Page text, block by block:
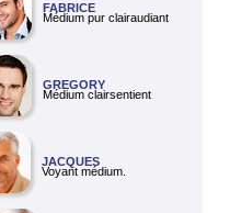
FABRICE
Médium pur clairaudiant
GREGORY
Médium clairsentient
JACQUES
Voyant médium.